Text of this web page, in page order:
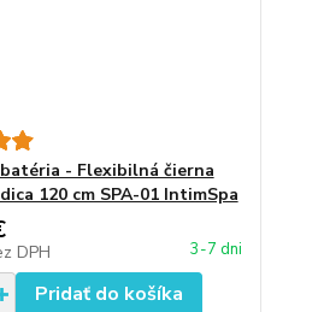
- Flexibilná čierna
120 cm SPA-01 IntimSpa
DPH 3-7 dni
Pridať do košíka